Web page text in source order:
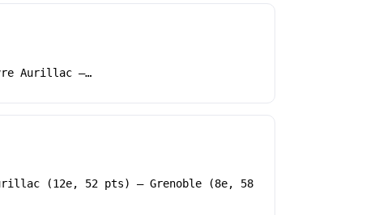
Aurillac –…
(12e, 52 pts) – Grenoble (8e, 58